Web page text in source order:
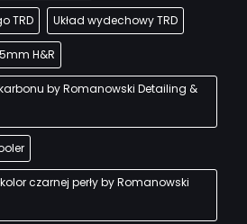
TRD Układ wydechowy TRD
H&R
by Romanowski Detailing &
czarnej perły by Romanowski